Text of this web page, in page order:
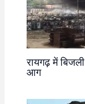
रायगढ़ में
आग